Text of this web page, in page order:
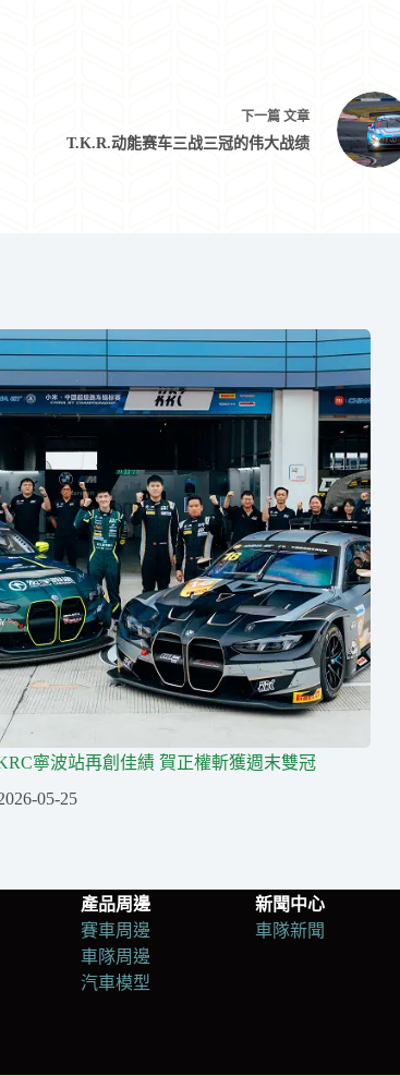
下一篇 文章
T.K.R.动能赛车三战三冠的伟大战绩
寧波站再創佳績 賀正權斬獲週末雙冠
05-25
產品周邊
賽車周邊
車隊周邊
汽車模型
新聞中心
車隊新聞